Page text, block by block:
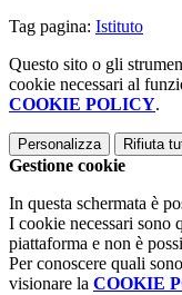
Tag pagina: Istituto
Questo sito o gli
cookie necessari al
COOKIE POLICY.
Personalizza Rifiuta
Gestione cookie
In questa schermata è
I cookie necessari sono
piattaforma e non è
Per conoscere quali
visionare la COOKIE